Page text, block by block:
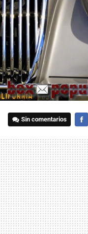
Sin comentarios